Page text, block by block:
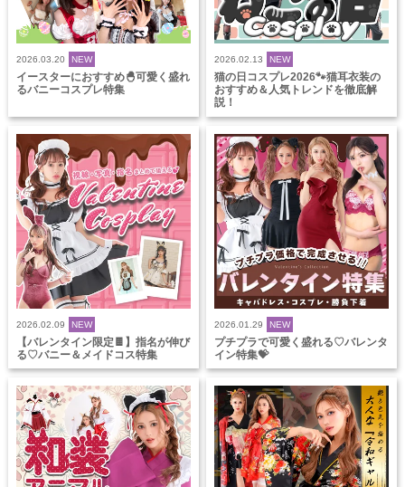
2026.03.20 NEW
イースターにおすすめ🐣可愛く盛れ
るバニーコスプレ特集
2026.02.13 NEW
猫の日コスプレ2026🐾猫耳衣装の
おすすめ＆人気トレンドを徹底解
説！
2026.02.09 NEW
【バレンタイン限定🍫】指名が伸び
る♡バニー＆メイドコス特集
2026.01.29 NEW
プチプラで可愛く盛れる♡バレンタ
イン特集💝